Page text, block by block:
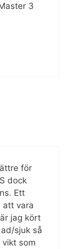
3
för
dock
Ett
att vara
jag kört
sjuk så
som